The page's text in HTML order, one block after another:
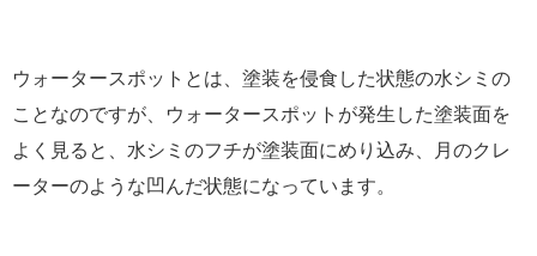
ウォータースポットとは、塗装を侵食した状態の水シミの
ことなのですが、ウォータースポットが発生した塗装面を
よく見ると、水シミのフチが塗装面にめり込み、月のクレ
ーターのような凹んだ状態になっています。